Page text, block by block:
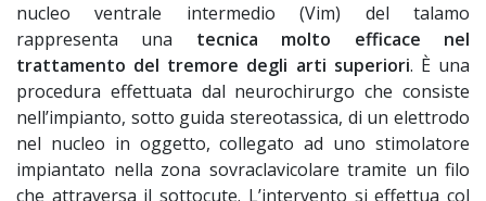
nucleo ventrale intermedio (Vim) del talamo
rappresenta una tecnica molto efficace nel
trattamento del tremore degli arti superiori. È una
procedura effettuata dal neurochirurgo che consiste
nell’impianto, sotto guida stereotassica, di un elettrodo
nel nucleo in oggetto, collegato ad uno stimolatore
impiantato nella zona sovraclavicolare tramite un filo
che attraversa il sottocute. L’intervento si effettua col